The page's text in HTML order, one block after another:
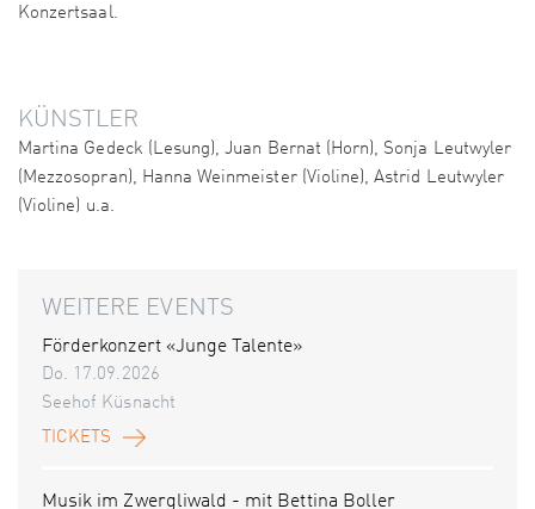
Konzertsaal.
KÜNSTLER
Martina Gedeck (Lesung), Juan Bernat (Horn), Sonja Leutwyler
(Mezzosopran), Hanna Weinmeister (Violine), Astrid Leutwyler
(Violine) u.a.
WEITERE EVENTS
Förderkonzert «Junge Talente»
Do. 17.09.2026
Seehof Küsnacht
TICKETS
Musik im Zwergliwald - mit Bettina Boller